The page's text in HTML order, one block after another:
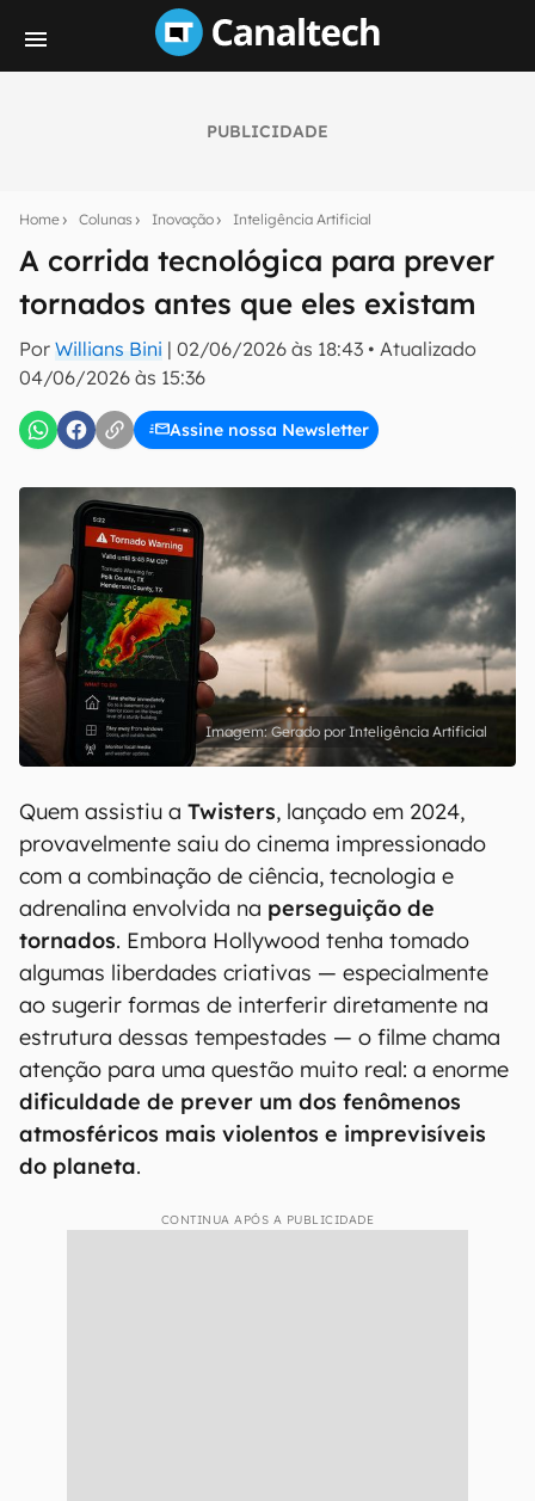
PUBLICIDADE
Home Colunas Inovação Inteligência Artificial
A corrida tecnológica para prever
tornados antes que eles existam
Por Willians Bini | 02/06/2026 às 18:43 • Atualizado
04/06/2026 às 15:36
Assine nossa Newsletter
notícias e reviews sobre tecnologia em primeira
E-mail
Uso e Política de Privacidade do Canaltech.
Gerado por Inteligência Artificial
Quem assistiu a Twisters, lançado em 2024,
provavelmente saiu do cinema impressionado
com a combinação de ciência, tecnologia e
adrenalina envolvida na perseguição de
tornados. Embora Hollywood tenha tomado
algumas liberdades criativas — especialmente
ao sugerir formas de interferir diretamente na
estrutura dessas tempestades — o filme chama
atenção para uma questão muito real: a enorme
dificuldade de prever um dos fenômenos
atmosféricos mais violentos e imprevisíveis
do planeta.
CONTINUA APÓS A PUBLICIDADE